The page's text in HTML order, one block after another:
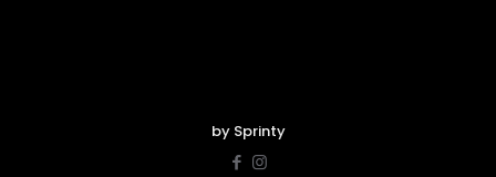
by Sprinty